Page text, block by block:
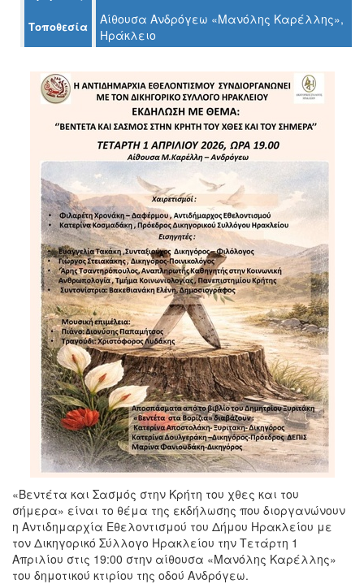
ΠΟΛΙΤΙΣΜΟΣ
ΑΝΘΕΚΤΙΚΗ
Τοποθεσία
Αίθουσα Ανδρόγεω «Μανόλης Καρέλλης»,
Ηράκλειο
«Βεντέτα και Σασμός στην Κρήτη του χθες και του
σήμερα» είναι το θέμα της εκδήλωσης που διοργανώνουν
η Αντιδημαρχία Εθελοντισμού του Δήμου Ηρακλείου με
τον Δικηγορικό Σύλλογο Ηρακλείου την Τετάρτη 1
Απριλίου στις 19:00 στην αίθουσα «Μανόλης Καρέλλης»
του δημοτικού κτιρίου της οδού Ανδρόγεω.